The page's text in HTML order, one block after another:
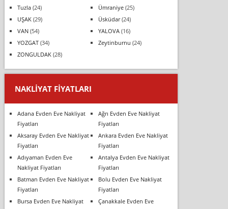
Tuzla(24) Ümraniye(25)
UŞAK(29) Üsküdar(24)
VAN(54) YALOVA(16)
YOZGAT(34) Zeytinburnu (24)
ZONGULDAK(28)
NAKLIYAT FIYATLARI
Adana Evden Eve Nakliyat
Fiyatları
Ağrı Evden Eve Nakliyat
Fiyatları
Aksaray Evden Eve Nakliyat
Fiyatları
Ankara Evden Eve Nakliyat
Fiyatları
Adıyaman Evden Eve
Nakliyat Fiyatları
Antalya Evden Eve Nakliyat
Fiyatları
Batman Evden Eve Nakliyat
Fiyatları
Bolu Evden Eve Nakliyat
Fiyatları
Bursa Evden Eve Nakliyat
Çanakkale Evden Eve